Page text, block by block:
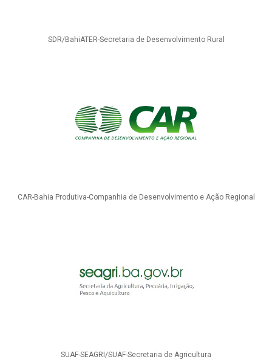
SDR/BahiATER-Secretaria de Desenvolvimento Rural
CAR-Bahia Produtiva-Companhia de Desenvolvimento e Ação Regional
SUAF-SEAGRI/SUAF-Secretaria de Agricultura